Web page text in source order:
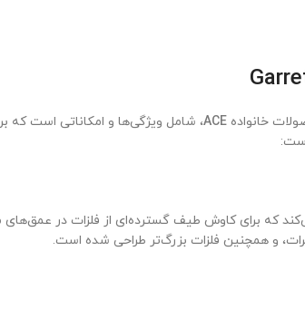
خانوادهACE، شامل ویژگی‌ها و امکاناتی است که
که برای کاوش طیف گسترده‌ای از فلزات در
و همچنین فلزات بزرگ‌تر طراحی شده است.